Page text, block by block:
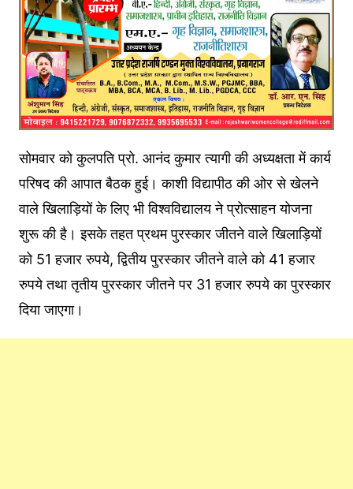
सोमवार को कुलपति प्रो. आनंद कुमार त्यागी की अध्यक्षता में कार्य
परिषद की आपात बैठक हुई। काशी विद्यापीठ की ओर से खेलने
वाले खिलाड़ियों के लिए भी विश्वविद्यालय ने प्रोत्साहन योजना
शुरू की है। इसके तहत प्रथम पुरस्कार जीतने वाले खिलाड़ियों
को 51 हजार रुपये, द्वितीय पुरस्कार जीतने वाले को 41 हजार
रुपये तथा तृतीय पुरस्कार जीतने पर 31 हजार रुपये का पुरस्कार
दिया जाएगा।